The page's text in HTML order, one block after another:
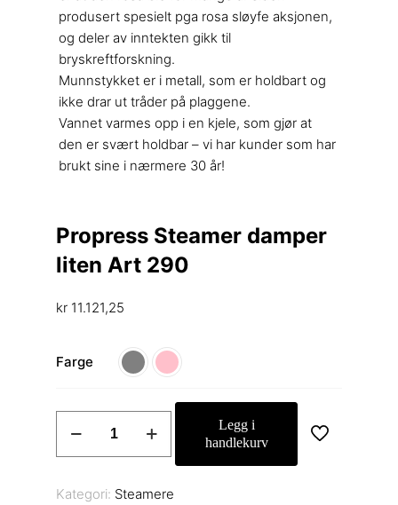
produsert spesielt pga rosa sløyfe aksjonen,
og deler av inntekten gikk til
bryskreftforskning.
Munnstykket er i metall, som er holdbart og
ikke drar ut tråder på plaggene.
Vannet varmes opp i en kjele, som gjør at
den er svært holdbar – vi har kunder som har
brukt sine i nærmere 30 år!
Propress Steamer damper
liten Art 290
kr 11.121,25
Farge
damper
Legg i
handlekurv
Kategori: Steamere